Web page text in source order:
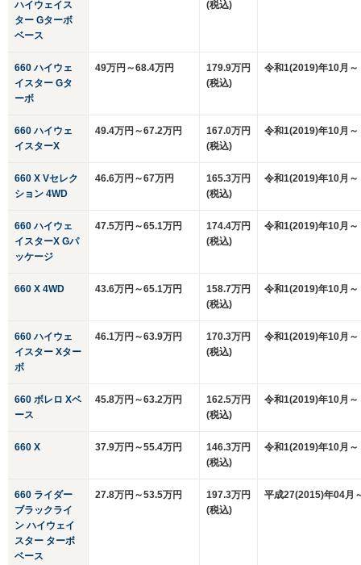
ハイウェイス
ター Gターボ
ベース
(税込)
660 ハイウェ
イスター Gタ
ーボ
49万円～68.4万円
179.9万円
(税込)
令和1(2019)年10月～
660 ハイウェ
イスターX
49.4万円～67.2万円
167.0万円
(税込)
令和1(2019)年10月～
660 X Vセレク
ション 4WD
46.6万円～67万円
165.3万円
(税込)
令和1(2019)年10月～
660 ハイウェ
イスターX Gパ
ッケージ
47.5万円～65.1万円
174.4万円
(税込)
令和1(2019)年10月～
660 X 4WD 43.6万円～65.1万円
158.7万円
(税込)
令和1(2019)年10月～
660 ハイウェ
イスター Xター
ボ
46.1万円～63.9万円
170.3万円
(税込)
令和1(2019)年10月～
660 ボレロ Xベ
ース
45.8万円～63.2万円
162.5万円
(税込)
令和1(2019)年10月～
660 X 37.9万円～55.4万円
146.3万円
(税込)
令和1(2019)年10月～
660 ライダー
ブラックライ
ン ハイウェイ
スター ターボ
ベース
27.8万円～53.5万円
197.3万円
(税込)
平成27(2015)年04月